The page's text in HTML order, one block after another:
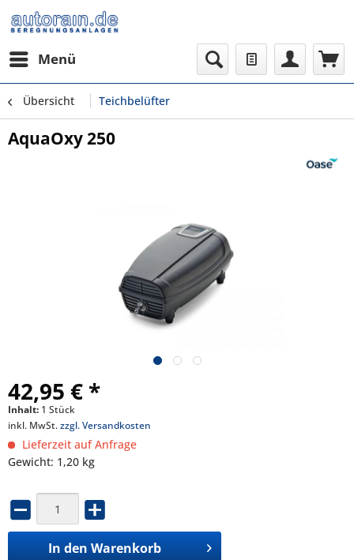
Menü
Übersicht Teichbelüfter
AquaOxy 250
42,95 € *
Inhalt: 1 Stück
inkl. MwSt.zzgl. Versandkosten
Lieferzeit auf Anfrage
Gewicht: 1,20 kg
In den Warenkorb